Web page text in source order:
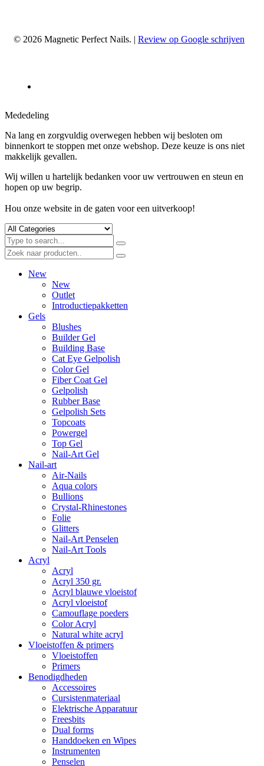
© 2026 Magnetic Perfect Nails. | Review op Google schrijven
Mededeling
Na lang en zorgvuldig overwegen hebben wij besloten om
binnenkort te stoppen met onze webshop. Deze keuze is ons niet
makkelijk gevallen.
Wij willen u hartelijk bedanken voor uw vertrouwen en steun en
hopen op uw begrip.
Hou onze website in de gaten voor een uitverkoop!
New
New
Outlet
Introductiepakketten
Gels
Blushes
Builder Gel
Building Base
Cat Eye Gelpolish
Color Gel
Fiber Coat Gel
Gelpolish
Rubber Base
Gelpolish Sets
Topcoats
Powergel
Top Gel
Nail-Art Gel
Nail-art
Air-Nails
Aqua colors
Bullions
Crystal-Rhinestones
Folie
Glitters
Nail-Art Penselen
Nail-Art Tools
Acryl
Acryl
Acryl 350 gr.
Acryl blauwe vloeistof
Acryl vloeistof
Camouflage poeders
Color Acryl
Natural white acryl
Vloeistoffen & primers
Vloeistoffen
Primers
Benodigdheden
Accessoires
Cursistenmateriaal
Elektrische Apparatuur
Freesbits
Dual forms
Handdoeken en Wipes
Instrumenten
Penselen